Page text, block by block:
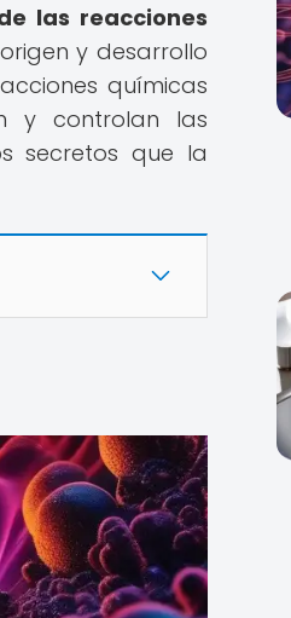
las reacciones
y desarrollo
químicas
y controlan las
secretos que la